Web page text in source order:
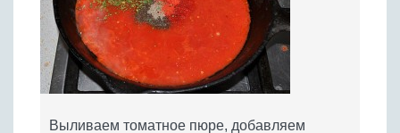
Выливаем томатное пюре, добавляем